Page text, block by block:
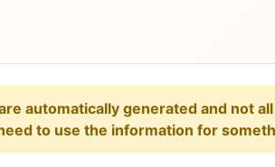
automatically generated and not
to use the information for